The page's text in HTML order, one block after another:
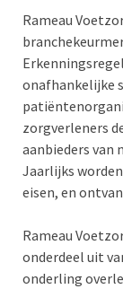
Rameau
onafhankelijke
zorgverleners
aanbieders van
Jaarlijks
eisen, en
Rameau
onderdeel uit
onderling